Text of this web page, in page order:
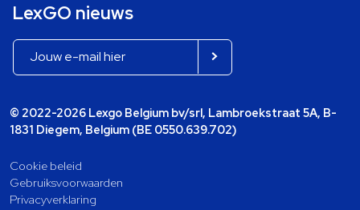
LexGO nieuws
© 2022-2026 Lexgo Belgium bv/srl, Lambroekstraat 5A, B-
1831 Diegem, Belgium (BE 0550.639.702)
Cookie beleid
Gebruiksvoorwaarden
Privacyverklaring